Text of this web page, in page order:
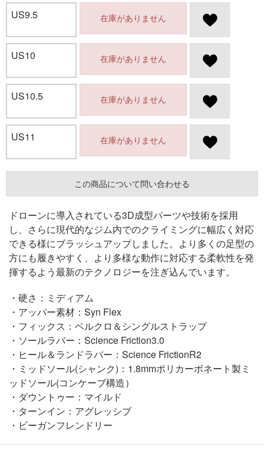
US9.5 在庫がありません
US10 在庫がありません
US10.5 在庫がありません
US11 在庫がありません
この商品について問い合わせる
ドローンに導入されている3D成型パーツや技術を採用
し、さらに現代的なジム内でのクライミングに幅広く対応
できる様にブラッシュアップしました。より多くの足型の
方にも履きやすく、より多様な動作に対応する柔軟性を発
揮するよう最新のテクノロジーを注ぎ込んでいます。
・硬さ：ミディアム
・アッパー素材：Syn Flex
・フィックス：ベルクロ＆シングルストラップ
・ソールラバー：Science Friction3.0
・ヒール＆ランドラバー：Science FrictionR2
・ミッドソール(シャンク)：1.8mmポリカーボネート製ミ
ッドソール(コンケーブ構造）
・ダウントゥー：マイルド
・ターンイン：アグレッシブ
・ビーガンフレンドリー